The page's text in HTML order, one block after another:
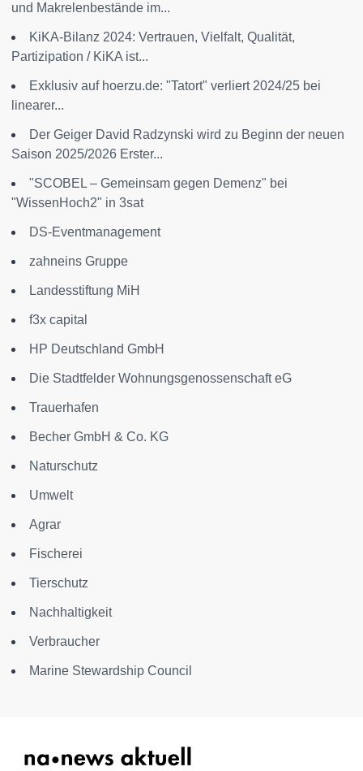
und Makrelenbestände im...
KiKA-Bilanz 2024: Vertrauen, Vielfalt, Qualität,
Partizipation / KiKA ist...
Exklusiv auf hoerzu.de: "Tatort" verliert 2024/25 bei
linearer...
Der Geiger David Radzynski wird zu Beginn der neuen
Saison 2025/2026 Erster...
"SCOBEL – Gemeinsam gegen Demenz" bei
"WissenHoch2" in 3sat
DS-Eventmanagement
zahneins Gruppe
Landesstiftung MiH
f3x capital
HP Deutschland GmbH
Die Stadtfelder Wohnungsgenossenschaft eG
Trauerhafen
Becher GmbH & Co. KG
Naturschutz
Umwelt
Agrar
Fischerei
Tierschutz
Nachhaltigkeit
Verbraucher
Marine Stewardship Council